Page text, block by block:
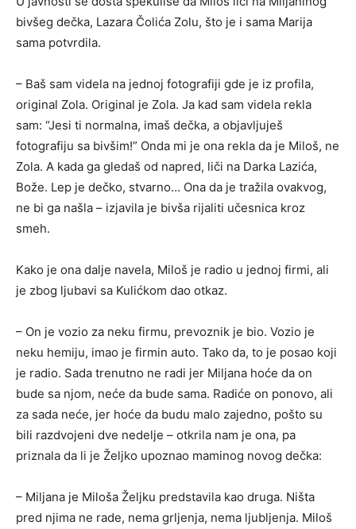
bivšeg dečka, Lazara Čolića Zolu, što je i sama Marija
sama potvrdila.
– Baš sam videla na jednoj fotografiji gde je iz profila,
original Zola. Original je Zola. Ja kad sam videla rekla
sam: “Jesi ti normalna, imaš dečka, a objavljuješ
fotografiju sa bivšim!” Onda mi je ona rekla da je Miloš, ne
Zola. A kada ga gledaš od napred, liči na Darka Lazića,
Bože. Lep je dečko, stvarno… Ona da je tražila ovakvog,
ne bi ga našla – izjavila je bivša rijaliti učesnica kroz
smeh.
Kako je ona dalje navela, Miloš je radio u jednoj firmi, ali
je zbog ljubavi sa Kulićkom dao otkaz.
– On je vozio za neku firmu, prevoznik je bio. Vozio je
neku hemiju, imao je firmin auto. Tako da, to je posao koji
je radio. Sada trenutno ne radi jer Miljana hoće da on
bude sa njom, neće da bude sama. Radiće on ponovo, ali
za sada neće, jer hoće da budu malo zajedno, pošto su
bili razdvojeni dve nedelje – otkrila nam je ona, pa
priznala da li je Željko upoznao maminog novog dečka:
– Miljana je Miloša Željku predstavila kao druga. Ništa
pred njima ne rade, nema grljenja, nema ljubljenja. Miloš